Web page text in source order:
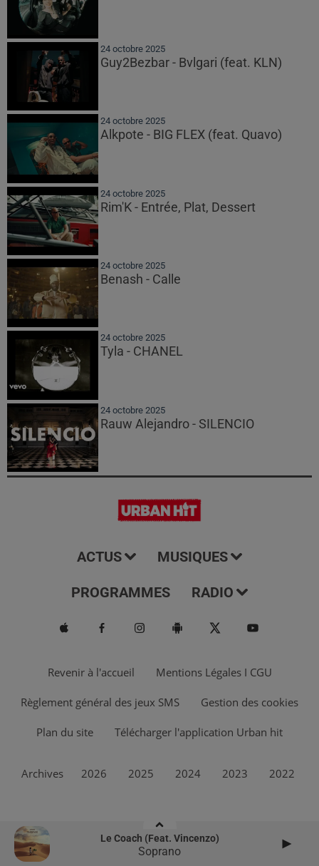
Le Coach (feat. Vincenzo)
Soprano
24 octobre 2025
Guy2Bezbar - Bvlgari (feat. KLN)
24 octobre 2025
Alkpote - BIG FLEX (feat. Quavo)
24 octobre 2025
Rim'K - Entrée, Plat, Dessert
24 octobre 2025
Benash - Calle
24 octobre 2025
Tyla - CHANEL
24 octobre 2025
Rauw Alejandro - SILENCIO
ACTUS MUSIQUES
PROGRAMMES RADIO
Revenir à l'accueil Mentions Légales I CGU
Règlement général des jeux SMS Gestion des cookies
Plan du site Télécharger l'application Urban hit
Archives 2026 2025 2024 2023 2022